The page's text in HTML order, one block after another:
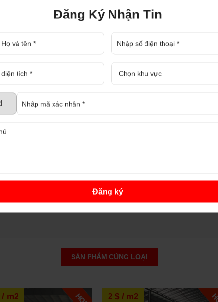
Tân Uyên Bình Dương Ngày 29
phủ ban hành Nghị quyết số
bật thị trường bất động sản quý
đường sắt kết nối 5 đô thị tại
VÌ SAO NHÀ NÀO CŨNG DỌN DẸP, TRANG HOÀNG NGÀY TẾT?
nhà lo dọn dẹp, sắm sửa
NÊN BÁN NHÀ CÓ TRANG BỊ NỘI THẤT HAY NHÀ TRỐNG
bị nội thất hay nhà trống là băn
SẢN PHẨM CÙNG LOẠI
m2 2.5 usd / m2
Đăng Ký Nhận Tin
Đăng ký